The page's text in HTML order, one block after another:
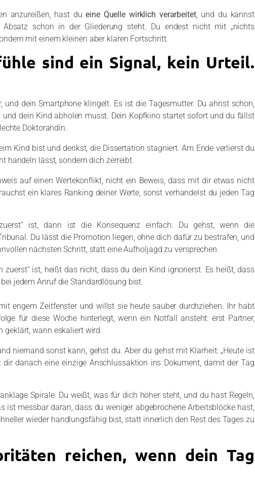
anzureißen, hast dueine Quelle wirklich verarbeitet, und du kannst
schon in der Gliederung steht. Du endest nicht mit „nichts
mit einem kleinen aber klaren Fortschritt.
sind ein Signal, kein Urteil.
und dein Smartphone klingelt. Es ist die Tagesmutter. Du ahnst schon,
dein Kind abholen musst. Dein Kopfkino startet sofort und du fällst
Doktorandin.
Kind bist und denkst, die Dissertation stagniert. Am Ende verlierst du
handeln lässt, sondern dich zerreibt.
auf einen Wertekonflikt, nicht ein Beweis, dass mit dir etwas nicht
ein klares Ranking deiner Werte, sonst verhandelst du jeden Tag
ist, dann ist die Konsequenz einfach: Du gehst, wenn die
Du lässt die Promotion liegen, ohne dich dafür zu bestrafen, und
nächsten Schritt, statt eine Aufholjagd zu versprechen.
zuerst“ ist, heißt das nicht, dass du dein Kind ignorierst. Es heißt, dass
jedem Anruf die Standardlösung bist.
engem Zeitfenster und willst sie heute sauber durchziehen. Ihr habt
für diese Woche hinterlegt, wenn ein Notfall ansteht: erst Partner,
geklärt, wann eskaliert wird.
niemand sonst kann, gehst du. Aber du gehst mit Klarheit: „Heute ist
dir danach eine einzige Anschlussaktion ins Dokument, damit der Tag
Spirale. Du weißt, was für dich höher steht, und du hast Regeln,
ist messbar daran, dass du weniger abgebrochene Arbeitsblöcke hast,
wieder handlungsfähig bist, statt innerlich den Rest des Tages zu
reichen, wenn dein Tag